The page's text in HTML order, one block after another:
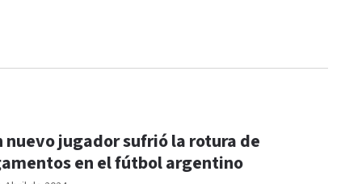
nuevo jugador sufrió la rotura de
en el fútbol argentino